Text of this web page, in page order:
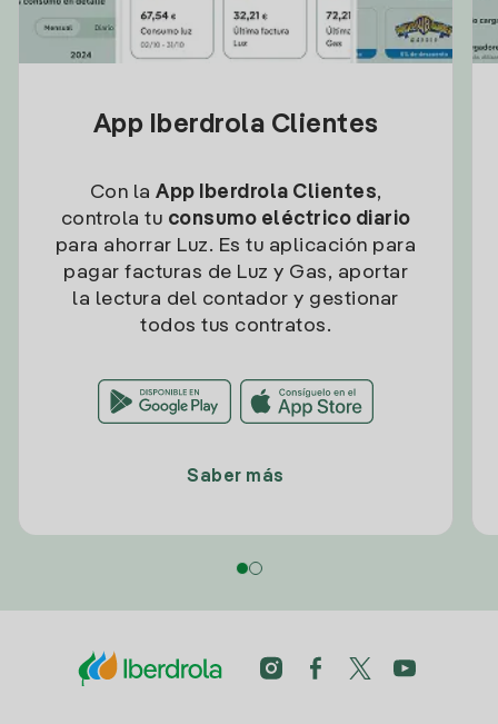
App Iberdrola Clientes
Con la App Iberdrola Clientes,
controla tu consumo eléctrico diario
para ahorrar Luz. Es tu aplicación para
pagar facturas de Luz y Gas, aportar
la lectura del contador y gestionar
todos tus contratos.
Saber más